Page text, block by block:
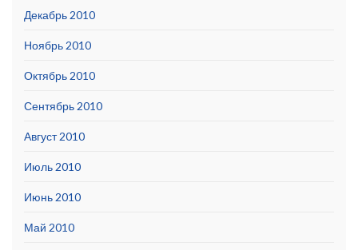
Декабрь 2010
Ноябрь 2010
Октябрь 2010
Сентябрь 2010
Август 2010
Июль 2010
Июнь 2010
Май 2010